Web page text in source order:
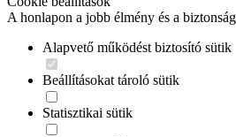
A honlapon a jobb élmény és a
Alapvető működést biztosító sütik
Beállításokat tároló sütik
Statisztikai sütik